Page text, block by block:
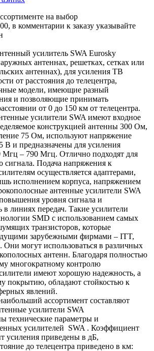
на выбор
в комментарии к заказу указывайте
усилитель SWA Eurosky
антеннах, решетках, сетках или
антеннах), для усиления ТВ
от расстояния до телецентра,
модели, имеющие разный
и позволяющие принимать
от 0 до 150 км от телецентра.
усилители SWA имеют входное
конструкцией антенны 300 Ом,
75 Ом, используют напряжение
В и предназначены для усиления
Мгц – 790 Мгц. Отлично подходят для
сигнала. Подача напряжения к
осуществляется адаптерами,
исполнением корпуса, напряжением
антенные усилители SWA
уровня сигнала и
в линиях передач. Такие усилители
SMD с использованием самых
транзисторов, которые
зарубежными фирмами – ITT,
Они могут использоваться в различных
антенн. Благодаря полностью
многократному контролю
имеют хорошую надежность, а
покрытию, обладают стойкостью к
явлений.
ассортимент составляют
усилители SWA
технические параметры и
усилителей SWA . Коэффициент
усиления приведены в дБ,
до телецентра приведено в км: